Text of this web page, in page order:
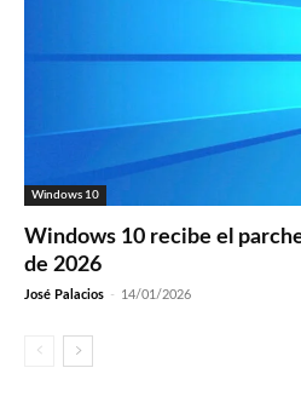
Windows 10
Windows 10 recibe el
de 2026
José Palacios - 14/01/2026